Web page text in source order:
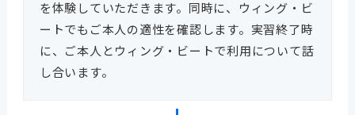
を体験していただきます。同時に、ウィング・ビ
ートでもご本人の適性を確認します。実習終了時
に、ご本人とウィング・ビートで利用について話
し合います。